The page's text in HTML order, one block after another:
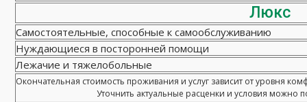
Люкс
Самостоятельные, способные к самообслуживанию
Нуждающиеся в посторонней помощи
Лежачие и тяжелобольные
Окончательная стоимость проживания и услуг зависит от уровня
Уточнить актуальные расценки и условия можно